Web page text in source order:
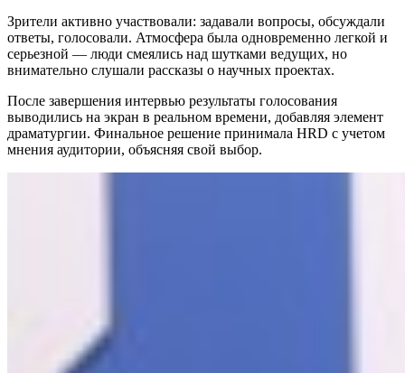
Зрители активно участвовали: задавали вопросы, обсуждали
ответы, голосовали. Атмосфера была одновременно легкой и
серьезной — люди смеялись над шутками ведущих, но
внимательно слушали рассказы о научных проектах.
После завершения интервью результаты голосования
выводились на экран в реальном времени, добавляя элемент
драматургии. Финальное решение принимала HRD с учетом
мнения аудитории, объясняя свой выбор.